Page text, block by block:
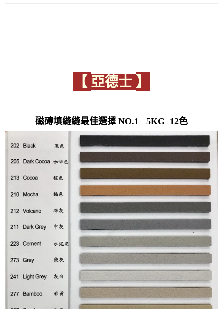
​【 亞德士 】
磁磚填縫縫最佳選擇 NO.1 5KG 12色